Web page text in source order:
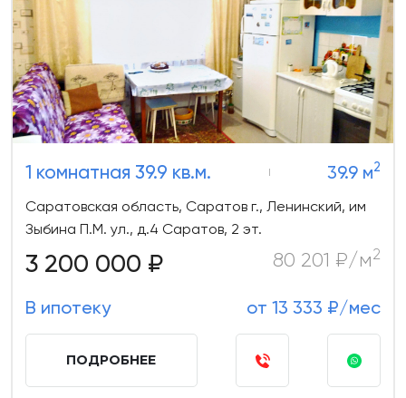
1 комнатная 39.9 кв.м. 39.9 м2
Саратовская область, Саратов г., Ленинский, им
Зыбина П.М. ул., д.4 Саратов, 2 эт.
3 200 000 ₽ 80 201 ₽/м2
В ипотеку от 13 333 ₽/мес
ПОДРОБНЕЕ